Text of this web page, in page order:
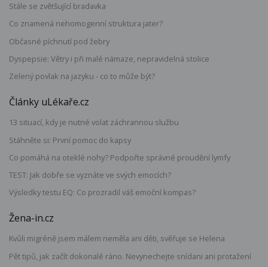
Stále se zvětšující bradavka
Co znamená nehomogenní struktura jater?
Občasné píchnutí pod žebry
Dyspepsie: Větry i při malé námaze, nepravidelná stolice
Zelený povlak na jazyku - co to může být?
Články uLékaře.cz
13 situací, kdy je nutné volat záchrannou službu
Stáhněte si: První pomoc do kapsy
Co pomáhá na oteklé nohy? Podpořte správné proudění lymfy
TEST: Jak dobře se vyznáte ve svých emocích?
Výsledky testu EQ: Co prozradil váš emoční kompas?
Žena-in.cz
Kvůli migréně jsem málem neměla ani děti, svěřuje se Helena
Pět tipů, jak začít dokonalé ráno. Nevynechejte snídani ani protažení